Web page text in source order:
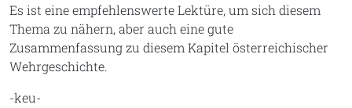
Es ist eine empfehlenswerte Lektüre, um sich diesem
Thema zu nähern, aber auch eine gute
Zusammenfassung zu diesem Kapitel österreichischer
Wehrgeschichte.
-keu-